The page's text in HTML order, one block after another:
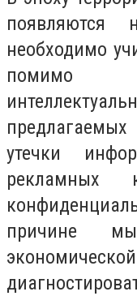
появляются
необходимо
помимо
утечки
рекламных
причине